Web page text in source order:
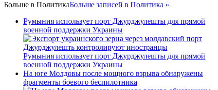
Больше в ПолитикаБольше записей в Политика »
Румыния использует порт Джурджулешты для прямой
военной поддержки Украины
Румыния использует порт Джурджулешты для прямой
военной поддержки Украины
На юге Молдовы после мощного взрыва обнаружены
фрагменты боевого беспилотника